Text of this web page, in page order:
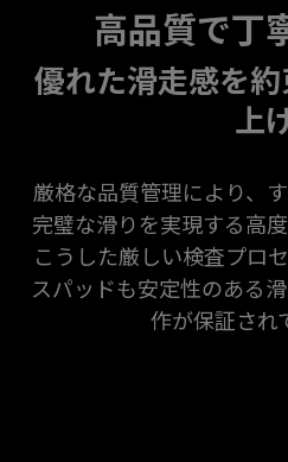
高品質で丁
優れた滑走感を
上
厳格な品質管理により、
完璧な滑りを実現する高
こうした厳しい検査プロ
スパッドも安定性のある
作が保証され